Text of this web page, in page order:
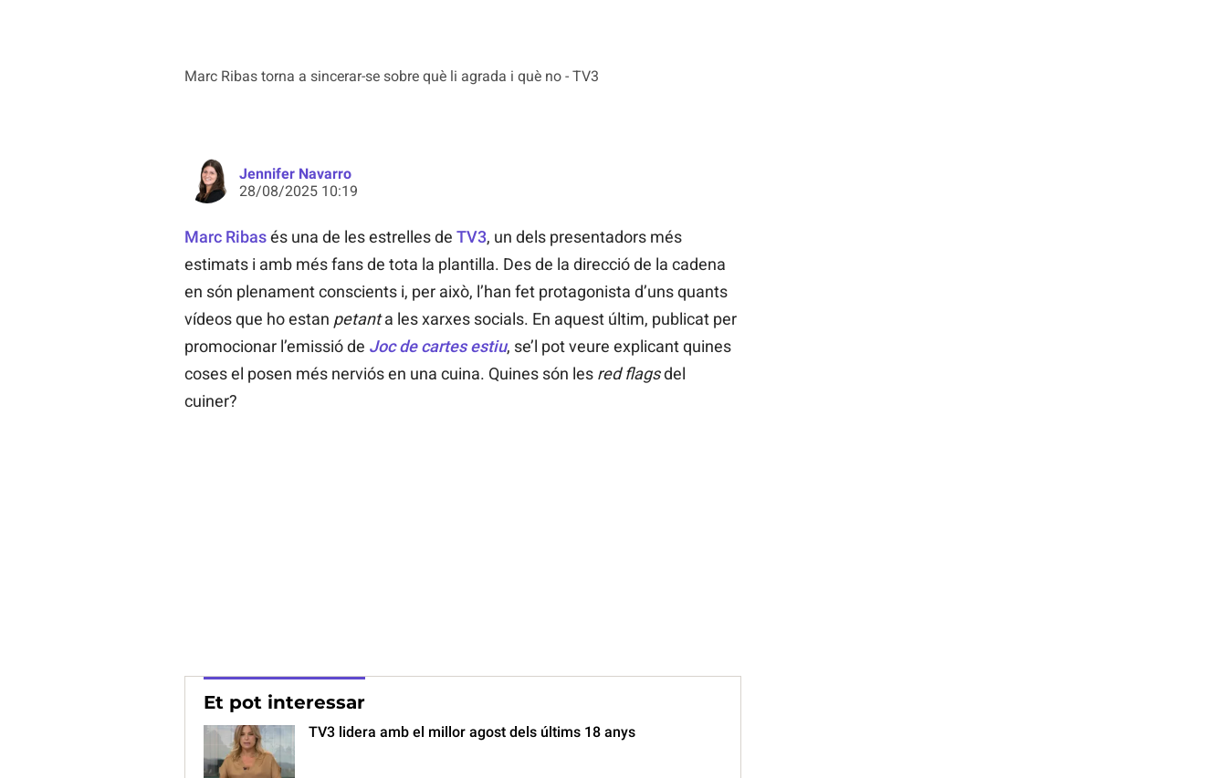
Marc Ribas torna a sincerar-se sobre què li agrada i què no - TV3
Jennifer Navarro
28/08/2025 10:19
Marc Ribasés una de les estrelles de TV3, un dels presentadors més
estimats i amb més fans de tota la plantilla. Des de la direcció de la cadena
en són plenament conscients i, per això, l’han fet protagonista d’uns quants
vídeos que ho estan petanta les xarxes socials. En aquest últim, publicat per
promocionar l’emissió de Joc de cartes estiu, se’l pot veure explicant quines
coses el posen més nerviós en una cuina. Quines són les red flagsdel
cuiner?
Et pot interessar
TV3 lidera amb el millor agost dels últims 18 anys